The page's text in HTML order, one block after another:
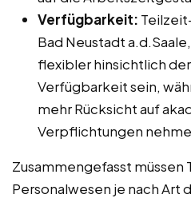
Verfügbarkeit:
Bad Neustadt
flexibler hinsichtlich
Verfügbarkeit sein,
mehr Rücksicht auf
Verpflichtungen
Zusammengefasst müssen
Personalwesen je nach Art